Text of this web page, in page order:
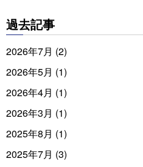
過去記事
2026年7月 (2)
2026年5月 (1)
2026年4月 (1)
2026年3月 (1)
2025年8月 (1)
2025年7月 (3)